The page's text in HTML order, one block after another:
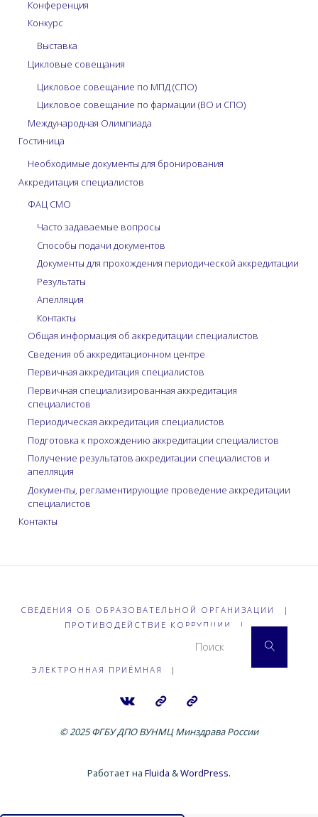
Конференция
Конкурс
Выставка
Цикловые совещания
Цикловое совещание по МПД (СПО)
Цикловое совещание по фармации (ВО и СПО)
Международная Олимпиада
Гостиница
Необходимые документы для бронирования
Аккредитация специалистов
ФАЦ СМО
Часто задаваемые вопросы
Способы подачи документов
Документы для прохождения периодической аккредитации
Результаты
Апелляция
Контакты
Общая информация об аккредитации специалистов
Сведения об аккредитационном центре
Первичная аккредитация специалистов
Первичная специализированная аккредитация
специалистов
Периодическая аккредитация специалистов
Подготовка к прохождению аккредитации специалистов
Получение результатов аккредитации специалистов и
апелляция
Документы, регламентирующие проведение аккредитации
специалистов
Контакты
СВЕДЕНИЯ ОБ ОБРАЗОВАТЕЛЬНОЙ ОРГАНИЗАЦИИ
|
ПРОТИВОДЕЙСТВИЕ КОРРУПЦИИ
|
ЭЛЕКТРОННАЯ ПРИЁМНАЯ |
Поиск
© 2025 ФГБУ ДПО ВУНМЦ Минздрава России
Работает на Fluida &WordPress.